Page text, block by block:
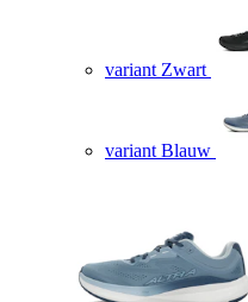
variant Zwart
variant Blauw